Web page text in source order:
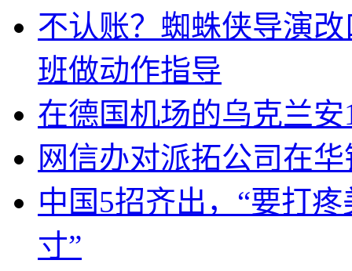
不认账？蜘蛛侠导演
班做动作指导
在德国机场的乌克兰
网信办对派拓公司在
中国5招齐出，“要打
寸”